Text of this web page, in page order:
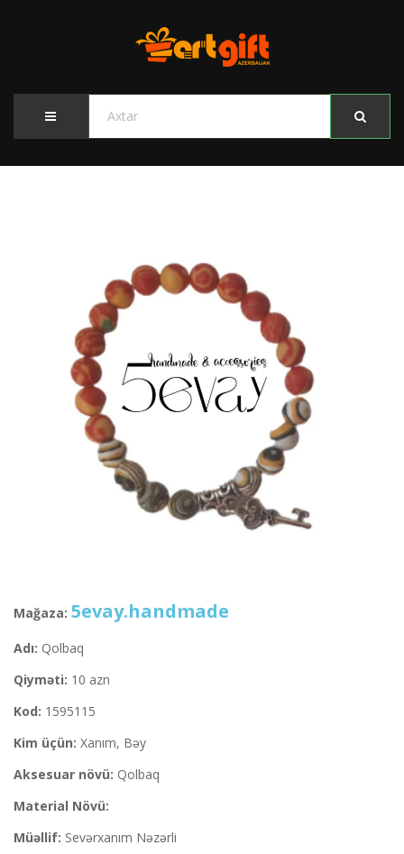
Mağaza: 5evay.handmade
Adı: Qolbaq
Qiyməti: 10 azn
Kod: 1595115
Kim üçün: Xanım, Bəy
Aksesuar növü: Qolbaq
Material Növü:
Müəllif: Sevərxanım Nəzərli